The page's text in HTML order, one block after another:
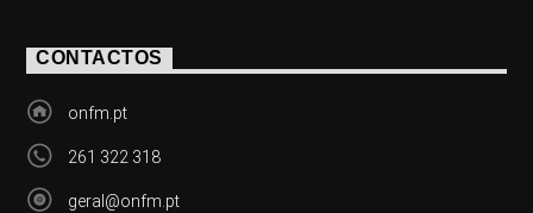
CONTACTOS
onfm.pt
261 322 318
geral@onfm.pt